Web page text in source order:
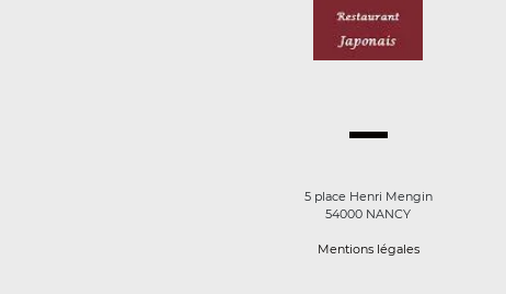
5 place Henri Mengin
54000 NANCY
Mentions légales